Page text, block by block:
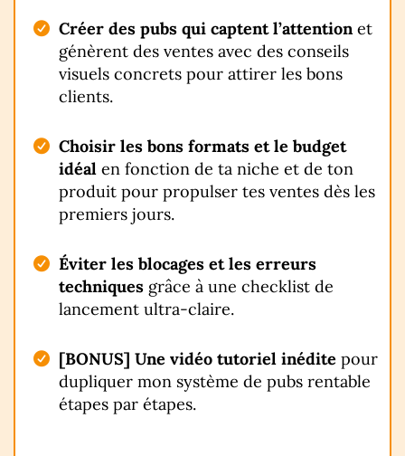
Créer des pubs qui captent l’attentionet
génèrent des ventes avec des conseils
visuels concrets pour attirer les bons
clients.
Choisir les bons formats et le budget
idéal en fonction de ta niche et de ton
produit pour propulser tes ventes dès les
premiers jours.
Éviter les blocages et les erreurs
techniques grâce à une checklist de
lancement ultra-claire.
[BONUS] Une vidéo tutoriel inédite pour
dupliquer mon système de pubs rentable
étapes par étapes.